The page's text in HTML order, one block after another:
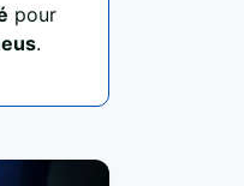
pour
.